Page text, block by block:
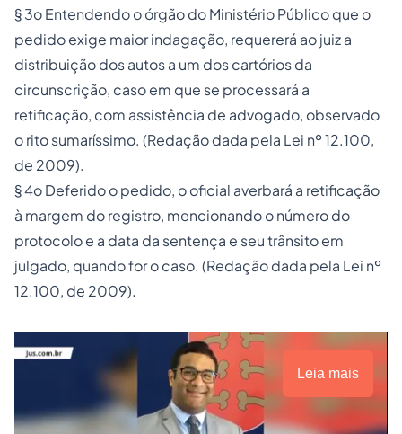
§ 3o Entendendo o órgão do Ministério Público que o
pedido exige maior indagação, requererá ao juiz a
distribuição dos autos a um dos cartórios da
circunscrição, caso em que se processará a
retificação, com assistência de advogado, observado
o rito sumaríssimo. (Redação dada pela Lei nº12.100,
de 2009).
§ 4o Deferido o pedido, o oficial averbará a retificação
à margem do registro, mencionando o número do
protocolo e a data da sentença e seu trânsito em
julgado, quando for o caso. (Redação dada pela Lei nº
12.100, de 2009).
Leia mais